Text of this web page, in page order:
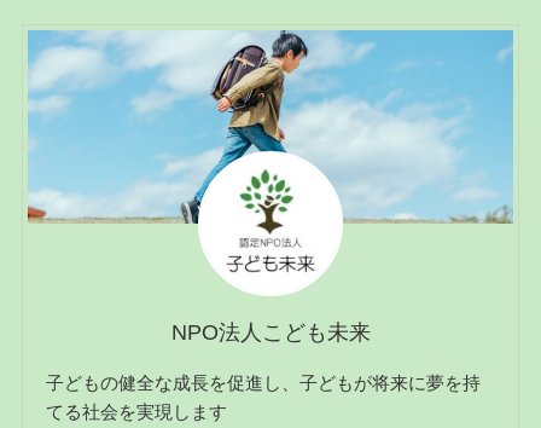
NPO法人こども未来
子どもの健全な成長を促進し、子どもが将来に夢を持
てる社会を実現します